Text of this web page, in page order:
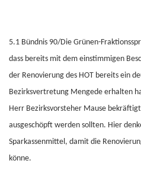
5.1 Bündnis 90/Die Grünen-
dass bereits mit dem einstimmigen
der Renovierung des HOT bereits ein
Bezirksvertretung Mengede erhalten
Herr Bezirksvorsteher Mause
ausgeschöpft werden sollten. Hier
Sparkassenmittel, damit die
könne.